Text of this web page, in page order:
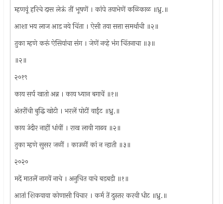
म्हणवूं हरिचे दास लेऊं तीं भूषणें । कांपे तयाभेणें कळिकाळ ॥ध्रु.॥
आशा भय लाज आड नये चिंता । ऐसी तया सत्ता समर्थाची ॥२॥
तुका म्हणे करूं ऐसियांचा संग । जेणें नव्हे भंग चिंतनाचा ॥३॥
॥२॥
२०१९
काय सर्प खातो अन्न । काय ध्यान बगाचें ॥१॥
अंतरींची बुद्धि खोटी । भरलें पोटीं वाईंट ॥ध्रु.॥
काय उंदीर नाहीं धांवीं । राख लावी गाढव ॥२॥
तुका म्हणे सुसर जळीं । काउळीं कां न न्हाती ॥३॥
२०२०
मदें मातलें नागवें नाचे । अनुचित वाचे बडबडी ॥१॥
आतां शिकवावा कोणासी विचार । कर्म तें दुस्तर करवी धीट ॥ध्रु.॥